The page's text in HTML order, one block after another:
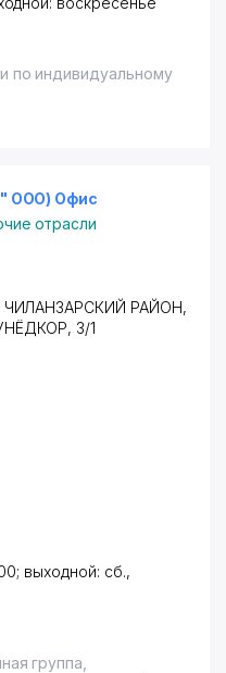
по индивидуальному
ООО) Офис
отрасли
ЧИЛАНЗАРСКИЙ РАЙОН,
3/1
выходной: сб.,
группа,